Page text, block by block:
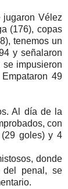
jugaron Vélez
(176), copas
tenemos un
y señalaron
impusieron
49
Al día de la
con
goles) y 4
donde
del penal, se